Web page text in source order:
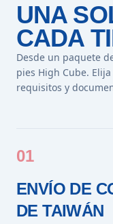
UNA
CADA
Desde un paquete
pies High Cube.
requisitos y
01
ENVÍO DE
DE TAIWÁN